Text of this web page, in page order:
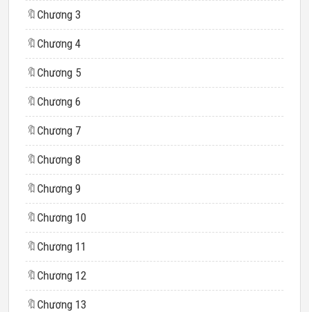
🔖 Chương 3
🔖 Chương 4
🔖 Chương 5
🔖 Chương 6
🔖 Chương 7
🔖 Chương 8
🔖 Chương 9
🔖 Chương 10
🔖 Chương 11
🔖 Chương 12
🔖 Chương 13